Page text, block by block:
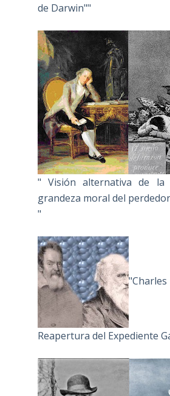
de Darwin""
" Visión alternativa de la
grandeza moral del perdedor
"
Reapertura del Expediente